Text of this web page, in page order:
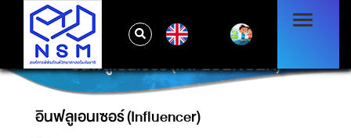
อินฟลูเอนเซอร์ (INFLUENCER)
อินฟลูเอนเซอร์ (Influencer)